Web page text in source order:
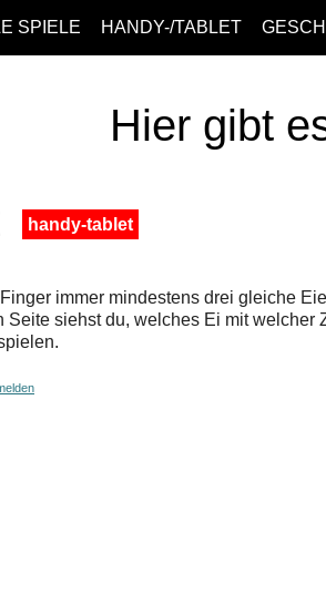
SPIELE HANDY-/TABLET
Hier gibt
handy-tablet
immer mindestens drei gleiche
Seite siehst du, welches Ei mit